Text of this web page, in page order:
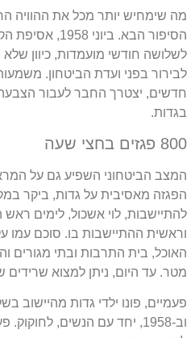
מה שימחיש יותר מכל את ההוויה
הסיפור הבא. ביוני
אסיפת
לשלושה חודשי מועמדות, כיוון
לבירור בפני ועדת הביטחון.
חדשים, יצטרך החבר לעבור
בגדות.
800 פגזים בחצי שעה
המצב הביטחוני השפיע גם על
הפגזה מאסיבית על גדות, ביקר
להתיישבות, לוי אשכול, לימים ראש
וראשית ההתיישבות בו. סוכם עמו
האוכל, בית התרבות ובתי מגורים
מטר. עד היום, ניתן למצוא שרידים
פעמיים, פונו ילדי גדות מהיישוב
וב-1958, יחד עם הנשים, לחוקוק.